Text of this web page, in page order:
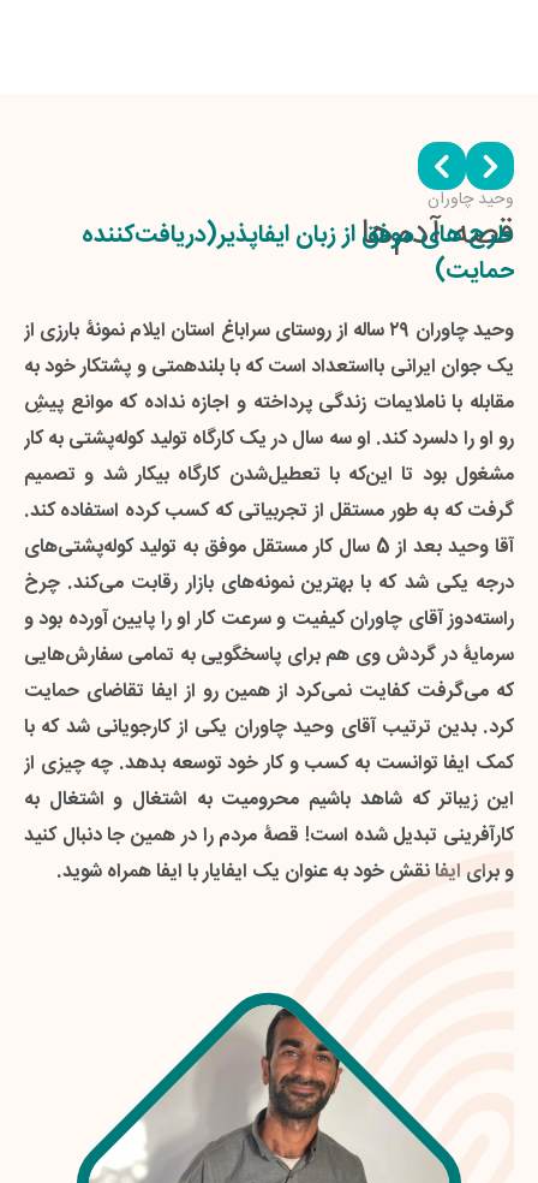
قصه آدم‌ها
وحید چاوران
طرح های موفق از زبان ایفاپذیر(دریافت‌کننده
حمایت)
وحید چاوران ۲۹ ساله از روستای سراباغ استان ایلام نمونۀ بارزی از
یک جوان ایرانی بااستعداد است که با بلندهمتی و پشتکار خود به
مقابله با ناملایمات زندگی پرداخته و اجازه نداده که موانع پیشِ
رو او را دلسرد کند. او سه سال در یک کارگاه تولید کوله‌پشتی به کار
مشغول بود تا این‌که با تعطیل‌شدن کارگاه بیکار شد و تصمیم
گرفت که به طور مستقل از تجربیاتی که کسب کرده استفاده کند.
آقا وحید بعد از 5 سال کار مستقل موفق به تولید کوله‌پشتی‌های
درجه یکی شد که با بهترین نمونه‌های بازار رقابت می‌کند. چرخ
راسته‌دوز آقای چاوران کیفیت و سرعت کار او را پایین آورده بود و
سرمایۀ در گردش وی هم برای پاسخگویی به تمامی سفارش‌هایی
که می‌گرفت کفایت نمی‌کرد از همین رو از ایفا تقاضای حمایت
کرد. بدین ترتیب آقای وحید چاوران یکی از کارجویانی شد که با
کمک ایفا توانست به کسب و کار خود توسعه بدهد. چه چیزی از
این زیباتر که شاهد باشیم محرومیت به اشتغال و اشتغال به
کارآفرینی تبدیل شده است! قصۀ مردم را در همین جا دنبال کنید
و برای ایفا نقش خود به عنوان یک ایفایار با ایفا همراه شوید.
محمد غلامی
طرح های موفق از زبان ایفاپذیر(دریافت‌کننده
حمایت)
آقای محمد غلامی متولد سال 1368 دارای مدرک دیپلم است که
بمدت ده سال زیر نظر استادکار حرفه‌ای تمامی کارهای مربوط به
تاسیسات و لوله‌کشی را یادگرفته و از همین راه امرار معاش
می‌کند. آقای غلامی سال‌ها پیش پدرش را از دست داد و در حال
حاضر مادرش را تحت تکفل خود دارد و کلیه مخارج خانه را از
همین راه تامین می‌کند. چندی پیش آقای غلامی تصمیم گرفت با
تقاضای حمایت و اضافه کردن آن به ده میلیون تومان پس‌اندازی
که داشت اقلام خدماتی مربوط به تأسیسات و لوله‌کشی را
افزایش داده و به این ترتیب کسب و کارش را توسعه دهد.
اکنون یکی از ایفایاران ایفا از کسب و کار آقای غلامی حمایت کرده
و ایشان امیدوار است که با این تحولات فصل تازه‌ای از زندگی و
کارش را آغاز کند. در کشور ما کم نیستند کسانی‌ که با یک کمک
ناچیز بتوانند خود به کارآفرین تبدیل شوند؛ در این میان فقط باید
کسی پیدا شود که بخواهد نقشش را ایفا کند. ایفاگر بعدی این
نقش سازنده چه کسی‌ست؟ شما هستید؟
هاجر سابقی نژاد
طرح های موفق از زبان ایفاپذیر(دریافت‌کننده
حمایت)
خانم هاجر سابقی نژاد 42 ساله، ساکن روستای چاه ابراهیم است و
به همراه دختر خود زندگی می کند. ایشان در حال حاضر دارای
یک خواربارفروشی‌ست و از همین راه روزگار می‌گذارند. هاجر خانم
یکی از نخستین قرض گیرندگان ایفا بوده که برای توسعۀ مغازۀ
خواربارفروشی‌اش از ایفا قرض گرفته بود و سر موعد مقرّر هم
توانست قرض خود را با موفقیت تسویه کند. ایشان برای بار دوم
متقاضی قرض از ایفا شده است. دلیل این تقاضا هم نیاز مغازۀ
هاجر خانم به ضروریات اولیه است؛ چون خواربارفروشی ایشان
کولر ندارد و در ایام گرم سال دمای آن تا حدّ غیرقابل تحملی
افزایش پیدا می‌کند. قرض شما به این طرح کسب و کار خانم
سابقی‌نژاد را پررونق خواهد کرد. در جامعۀ روستائی کشورمان
تعداد افرادی که همه روزه با انبوهی از مشکلات دست بگریبانند
کم نیست و رفع کامل این محرومیت نیازمند همّت جمعی همۀ
ماست.